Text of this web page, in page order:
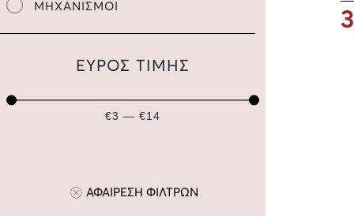
ΜΗΧΑΝΙΣΜΟΙ
ΕΥΡΟΣ ΤΙΜΗΣ
€3 — €14
ΑΦΑΙΡΕΣΗ ΦΙΛΤΡΩΝ